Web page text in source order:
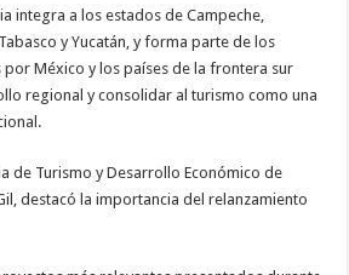
integra a los estados de Campeche,
y Yucatán, y forma parte de los
México y los países de la frontera sur
regional y consolidar al turismo como una
de Turismo y Desarrollo Económico de
destacó la importancia del relanzamiento